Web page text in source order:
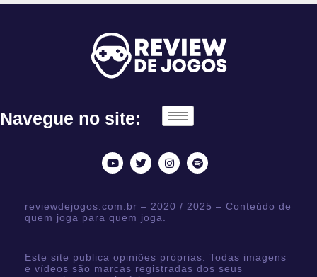
Navegue no site:
reviewdejogos.com.br – 2020 / 2025 – Conteúdo de
quem joga para quem joga.
Este site publica opiniões próprias. Todas imagens
e vídeos são marcas registradas dos seus